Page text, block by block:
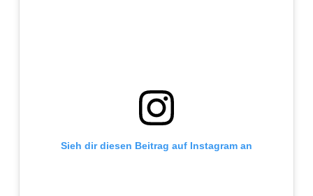
Sieh dir diesen Beitrag auf Instagram an